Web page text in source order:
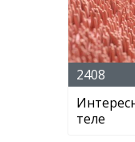
2408
теле